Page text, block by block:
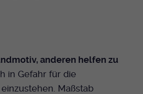
anderen helfen zu
in Gefahr für die
Maßstab